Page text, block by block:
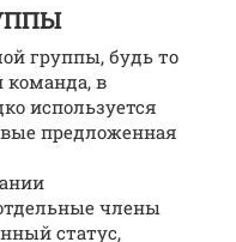
группы, будь то
команда, в
используется
предложенная
члены
статус,